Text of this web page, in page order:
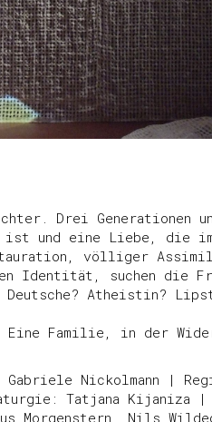
Drei Generationen
ist und eine Liebe, die
völliger
Identität, suchen die
Deutsche? Atheistin?
Familie, in der
Nickolmann |
Tatjana Kijaniza |
Morgenstern, Nils